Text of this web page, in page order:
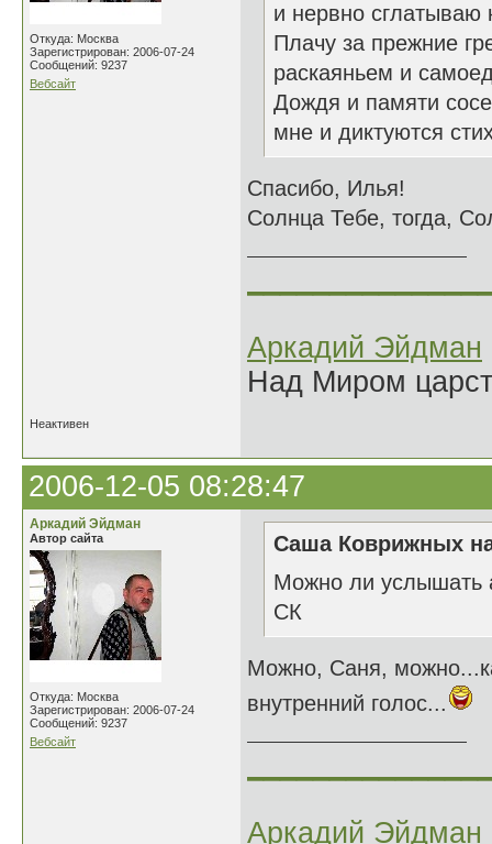
Откуда: Москва
Зарегистрирован: 2006-07-24
Сообщений: 9237
Вебсайт
и нервно сглатываю
Плачу за прежние
раскаяньем и
Дождя и памяти
мне и диктуются
Спасибо, Илья!
Солнца Тебе, тогда,
Аркадий Эйдман
Над Миром
Неактивен
2006-12-05 08:28:47
Аркадий Эйдман
Автор сайта
Откуда: Москва
Зарегистрирован: 2006-07-24
Сообщений: 9237
Вебсайт
Саша Коврижных
Можно ли услышать
СК
Можно, Саня,
внутренний голос...
Аркадий Эйдман